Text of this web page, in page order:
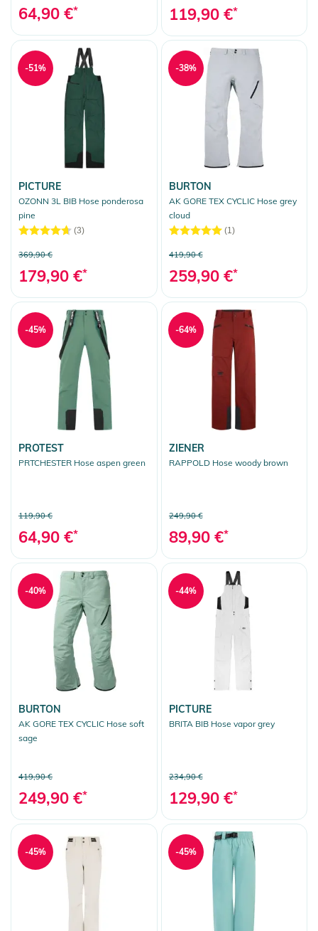
64,90 €* 119,90 €*
PICTURE
OZONN 3L BIB Hose ponderosa
pine
(3)
369,90 €
179,90 €*
-51%
BURTON
AK GORE TEX CYCLIC Hose grey
cloud
(1)
419,90 €
259,90 €*
-38%
PROTEST
PRTCHESTER Hose aspen green
119,90 €
64,90 €*
-45%
ZIENER
RAPPOLD Hose woody brown
249,90 €
89,90 €*
-64%
BURTON
AK GORE TEX CYCLIC Hose soft
sage
419,90 €
249,90 €*
-40%
PICTURE
BRITA BIB Hose vapor grey
234,90 €
129,90 €*
-44%
-45% -45%